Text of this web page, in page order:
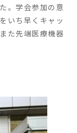
。学会参加の意
いち早くキャッ
た先端医療機器